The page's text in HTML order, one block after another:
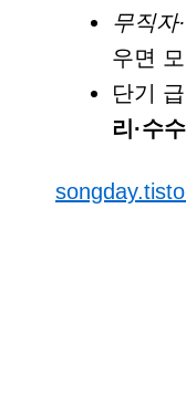
무직자
우면
단기
리·수